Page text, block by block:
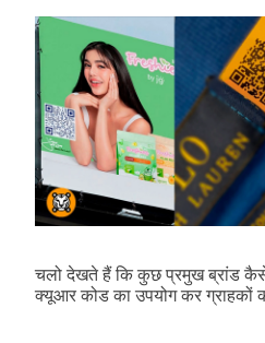
चलो देखते हैं कि कुछ प्रमुख ब्रांड
क्यूआर कोड का उपयोग कर ग्राहकों